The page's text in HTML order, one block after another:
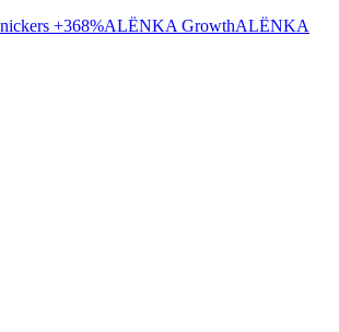
+368%ALЁNKA GrowthALЁNKA